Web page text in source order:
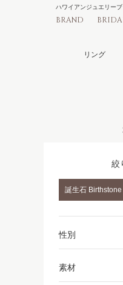
BRAND
ハワイアンジュエリー
リング
絞
誕生石 Birthstone
性別
素材